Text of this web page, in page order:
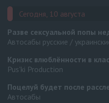
Сегодня, 10 августа
Разве сексуальной попы
Автосабы русские /
Кризис влюблённости в
Pus'ki Production
Поцелуй будет после
Автосабы